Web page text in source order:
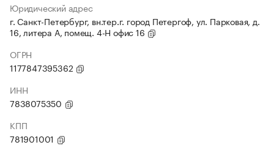
Юридический адрес
г. Санкт-Петербург, вн.тер.г. город Петергоф, ул. Парковая, д.
16, литера А, помещ. 4-Н офис 16
ОГРН
1177847395362
ИНН
7838075350
КПП
781901001